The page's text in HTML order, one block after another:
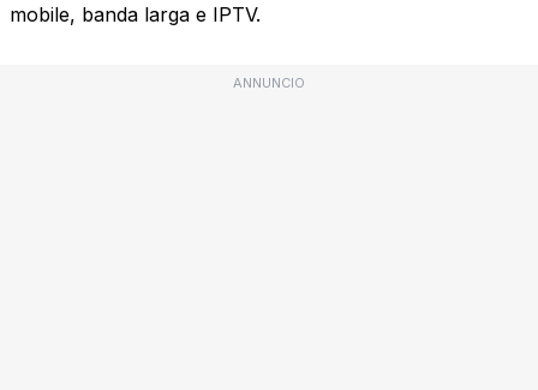
mobile, banda larga e IPTV.
ANNUNCIO